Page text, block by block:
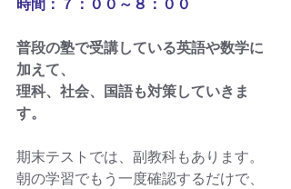
普段の塾で受講している英語や数学に
加えて、
理科、社会、国語も対策していきま
す。
期末テストでは、副教科もあります。
朝の学習でもう一度確認するだけで、